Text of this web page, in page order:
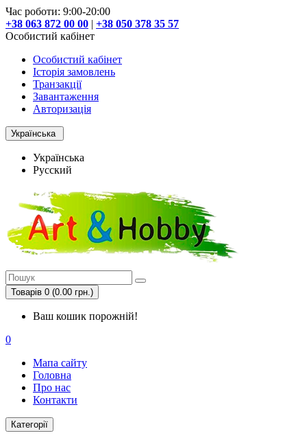
Час роботи: 9:00-20:00
+38 063 872 00 00 | +38 050 378 35 57
Особистий кабінет
Особистий кабінет
Історія замовлень
Транзакції
Завантаження
Авторизація
Українська
Українська
Русский
Товарів 0 (0.00 грн.)
Ваш кошик порожній!
0
Мапа сайту
Головна
Про нас
Контакти
Категорії